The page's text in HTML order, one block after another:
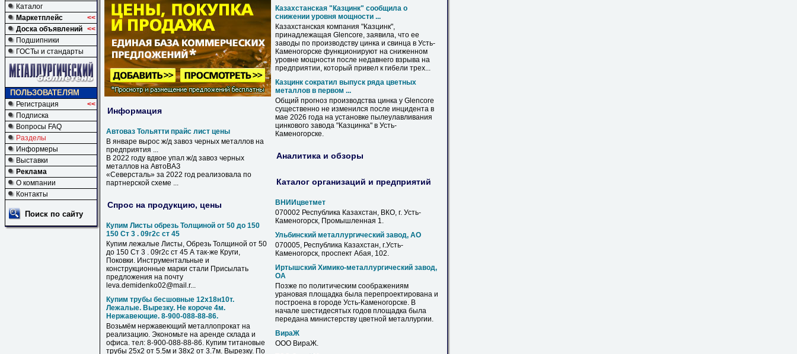
Каталог
Маркетплейс
<<
Доска объявлений <<
Подшипники
ГОСТы и стандарты
ПОЛЬЗОВАТЕЛЯМ
Регистрация
<<
Подписка
Вопросы FAQ
Разделы
Информеры
Выставки
Реклама
О компании
Контакты
Поиск по сайту
Информация
Автоваз Тольятти прайс лист цены
В январе вырос ж/д завоз черных металлов на
предприятия ...
В 2022 году вдвое упал ж/д завоз черных
металлов на АвтоВАЗ
«Северсталь» за 2022 год реализовала по
партнерской схеме ...
Спрос на продукцию, цены
Купим Листы обрезь Толщиной от 50 до 150
150 Ст 3 . 09г2с ст 45
Купим лежалые Листы, Обрезь Толщиной от 50
до 150 Ст 3 . 09г2с ст 45 А так-же Круги,
Поковки. Инструментальные и
конструкционные марки стали Присылать
предложения на почту
leva.demidenko02@mail.r...
Купим трубы бесшовные 12х18н10т.
Лежалые. Вырезку. Не короче 4м.
Нержавеющие. 8-900-088-88-86.
Возьмём нержавеющий металлопрокат на
реализацию. Экономьте на аренде склада и
офиса. тел: 8-900-088-88-86. Купим титановые
трубы 25х2 от 5.5м и 38х2 от 3.7м. Вырезку. По
Казахстанская "Казцинк" сообщила о
снижении уровня мощности ...
Казахстанская компания "Казцинк",
принадлежащая Glencore, заявила, что ее
заводы по производству цинка и свинца в Усть-
Каменогорске функционируют на сниженном
уровне мощности после недавнего взрыва на
предприятии, который привел к гибели трех...
Казцинк сократил выпуск ряда цветных
металлов в первом ...
Общий прогноз производства цинка у Glencore
существенно не изменился после инцидента в
мае 2026 года на установке пылеулавливания
цинкового завода "Казцинка" в Усть-
Каменогорске.
Аналитика и обзоры
Каталог организаций и предприятий
ВНИИцветмет
070002 Республика Казахстан, ВКО, г. Усть-
Каменогорск, Промышленная 1.
Ульбинский металлургический завод, АО
070005, Республика Казахстан, г.Усть-
Каменогорск, проспект Абая, 102.
Иртышский Химико-металлургический завод,
ОА
Позже по политическим соображениям
урановая площадка была перепроектирована и
построена в городе Усть-Каменогорске. В
начале шестидесятых годов площадка была
передана министерству цветной металлургии.
ВираЖ
ООО ВираЖ.